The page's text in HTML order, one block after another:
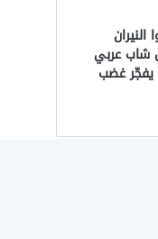
شاب عربي
غضب